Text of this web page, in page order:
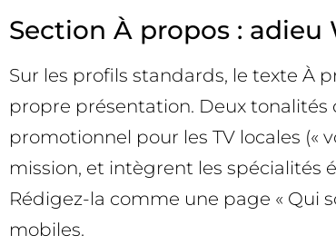
Section À propos :
Sur les profils standards, le texte À
propre présentation. Deux
promotionnel pour les TV locales («
mission, et intègrent les spécialités
Rédigez-la comme une page « Qui
mobiles.